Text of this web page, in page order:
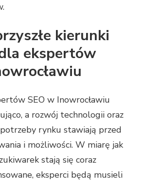
kierunki
ekspertów
SEO w Inowrocławiu
a rozwój technologii oraz
rynku stawiają przed
i możliwości. W miarę jak
stają się coraz
eksperci będą musieli